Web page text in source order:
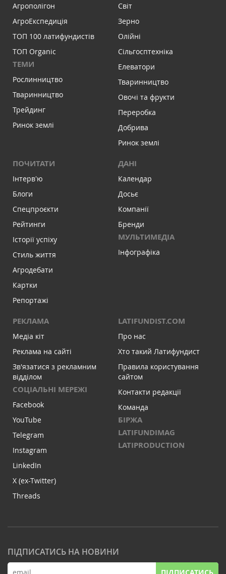
Агрополігон
АгроЕкспедиція
ТОП 100 латифундистів
ТОП Organic
ТЕМИ
Рослинництво
Тваринництво
Трейдинг
Ринок землі
Світ
Зерно
Олійні
Сільгосптехніка
Елеватори
Тваринництво
Овочі та фрукти
Переробка
Добрива
Ринок землі
ПОЧИТАТИ
Інтервʼю
Блоги
Спецпроєкти
Рейтинги
Історії успіху
Стиль життя
Агродебати
Картки
Репортажі
ДАНІ
Календар
Досьє
Компанії
Бренди
МУЛЬТИМЕДІА
Інфографіка
РЕКЛАМА
Медіа кіт
Реклама на сайті
Зв'язатися з рекламним
відділом
СОЦІАЛЬНІ МЕРЕЖІ
Facebook
YouTube
Telegram
Instagram
LinkedIn
X (ex-Twitter)
Threads
LATIFUNDIST.COM
Про нас
Хто такий Латифундист
Правила користування
сайтом
Контакти редакції
Команда
БІРЖА
LATIFUNDIMAG
LATIPRODUCTION
ПІДПИСАТИСЬ НА НОВИНИ